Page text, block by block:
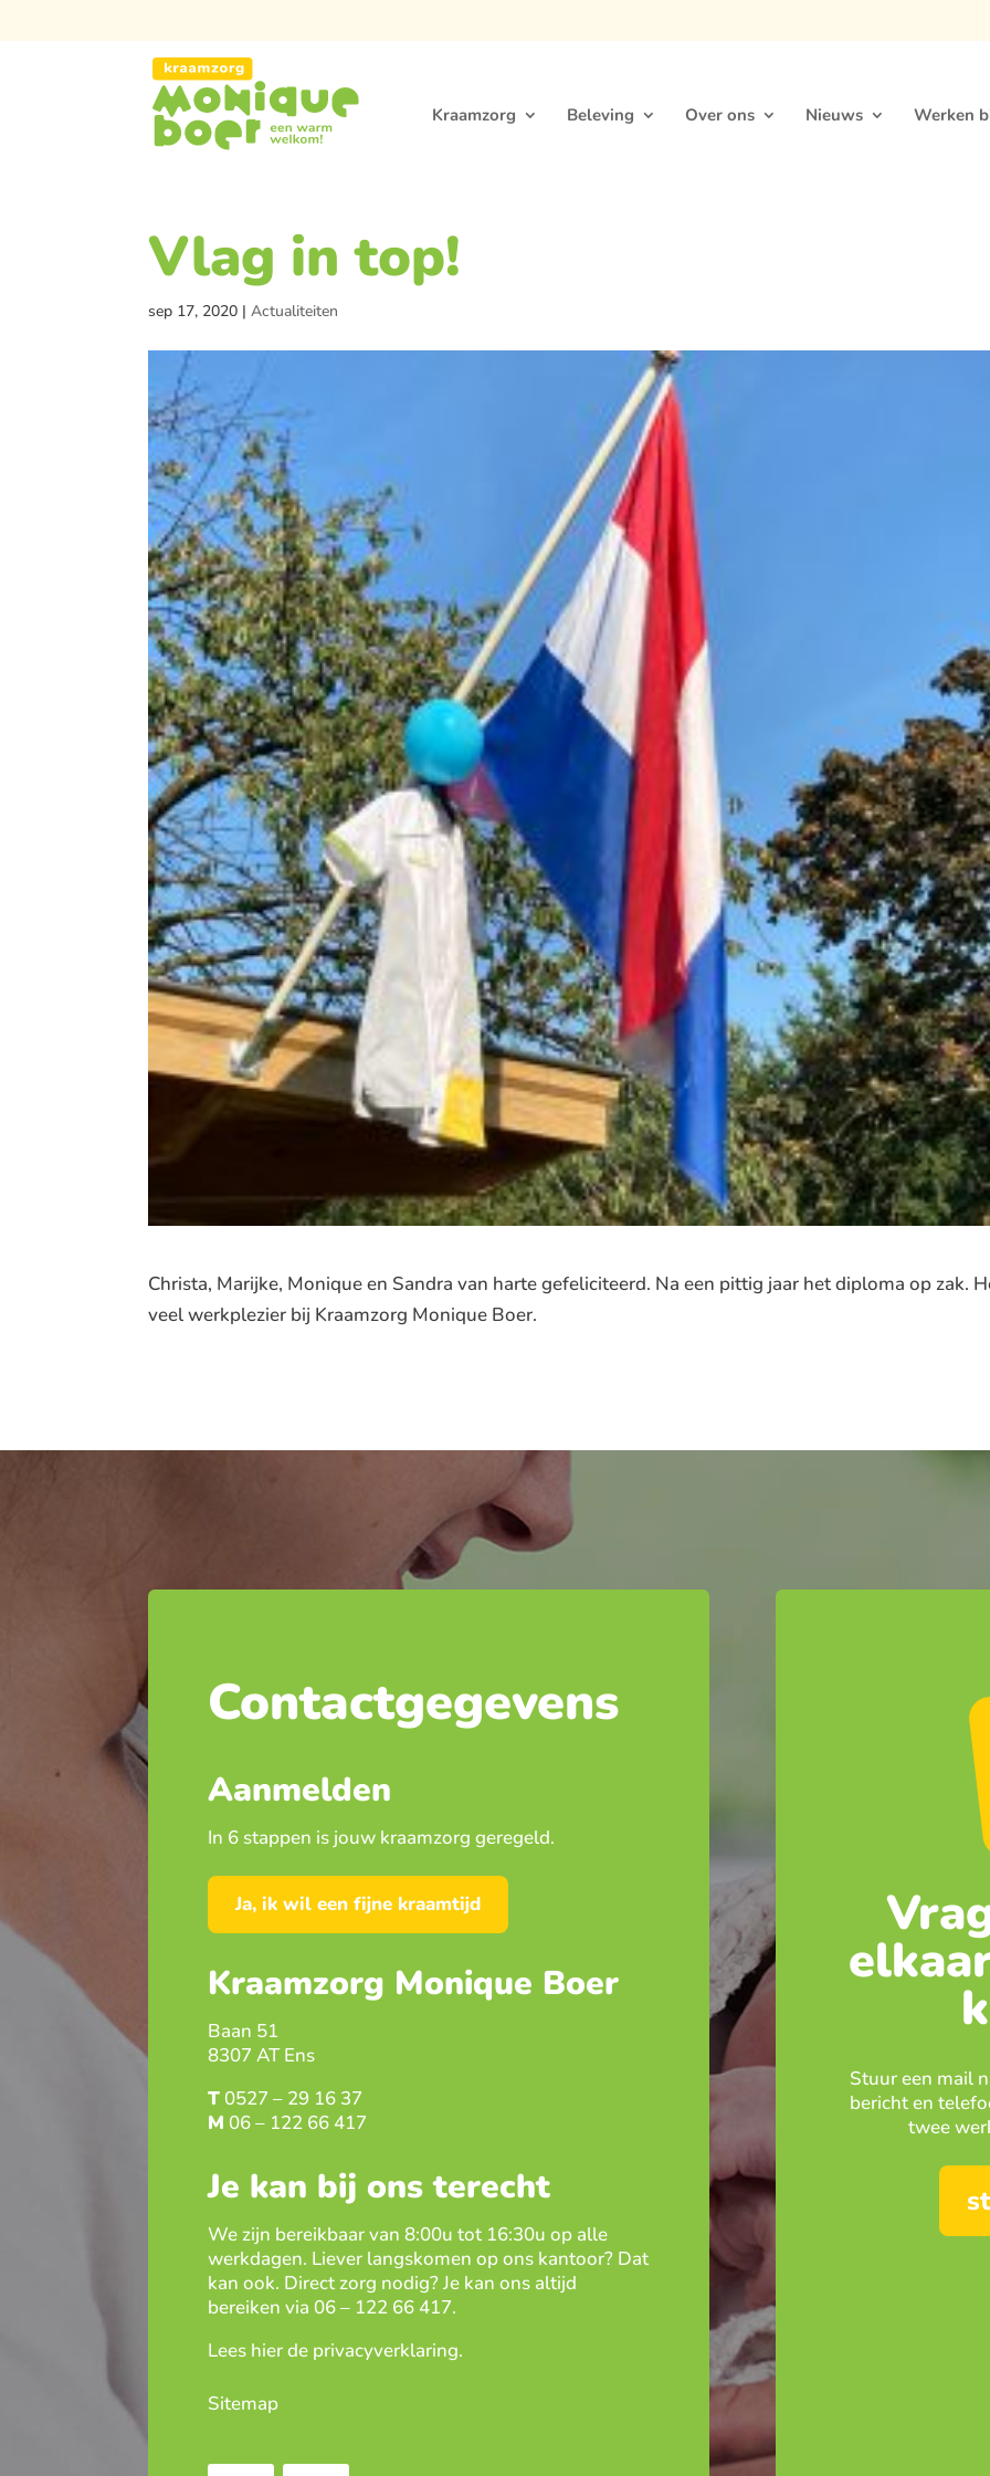
Kraamzorg Beleving Over ons Nieuws Werken
Vlag in top!
sep 17, 2020 |Actualiteiten
Christa, Marijke, Monique en Sandra van harte gefeliciteerd. Na een pittig jaar het diploma op zak.
veel werkplezier bij Kraamzorg Monique Boer.
Contactgegevens
Aanmelden
In 6 stappen is jouw kraamzorg geregeld.
Ja, ik wil een fijne kraamtijd
Kraamzorg Monique Boer
Baan 51
8307 AT Ens
T 0527 – 29 16 37
M 06 – 122 66 417
Je kan bij ons terecht
We zijn bereikbaar van 8:00u tot 16:30u op alle
werkdagen. Liever langskomen op ons kantoor? Dat
kan ook. Direct zorg nodig? Je kan ons altijd
bereiken via 06 – 122 66 417.
Lees hier de privacyverklaring.
Sitemap
Stuur een mail
bericht en
twee